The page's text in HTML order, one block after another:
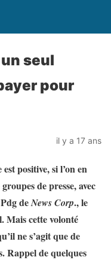
seul
pour
il y a 17 ans
positive, si l’on en
de presse, avec
deNews Corp., le
Mais cette volonté
ne s’agit que de
Rappel de quelques